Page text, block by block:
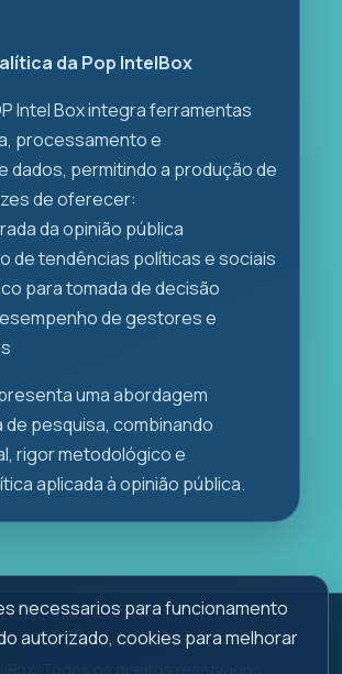
da Pop IntelBox
Intel Box integra ferramentas
processamento e
dados, permitindo a produção de
de oferecer:
da opinião pública
de tendências políticas e sociais
para tomada de decisão
de gestores e
uma abordagem
pesquisa, combinando
rigor metodológico e
aplicada à opinião pública.
Todos os direitos reservados.
necessarios para funcionamento
autorizado, cookies para melhorar